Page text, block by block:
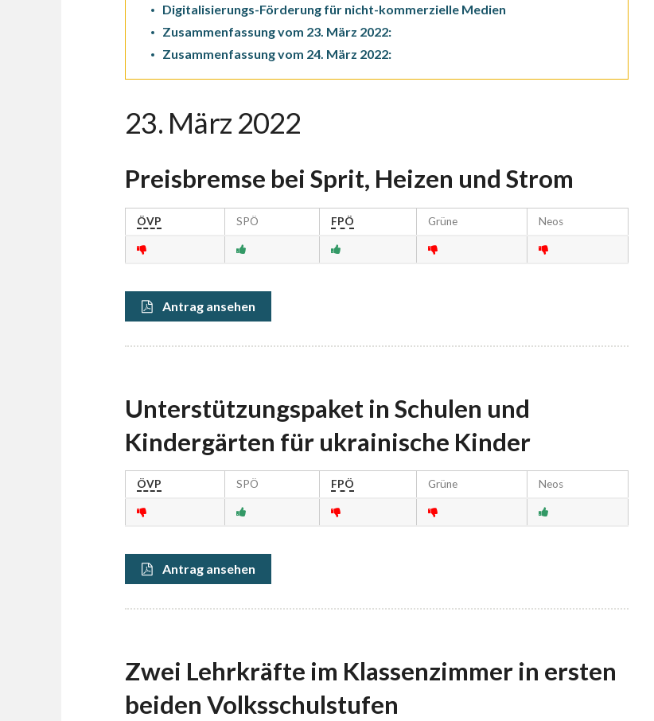
Digitalisierungs-Förderung für nicht-kommerzielle Medien
Zusammenfassung vom 23. März 2022:
Zusammenfassung vom 24. März 2022:
23. März 2022
Preisbremse bei Sprit, Heizen und Strom
ÖVP SPÖ FPÖ Grüne Neos
Antrag ansehen
Unterstützungspaket in Schulen und
Kindergärten für ukrainische Kinder
ÖVP SPÖ FPÖ Grüne Neos
Antrag ansehen
Zwei Lehrkräfte im Klassenzimmer in ersten
beiden Volksschulstufen